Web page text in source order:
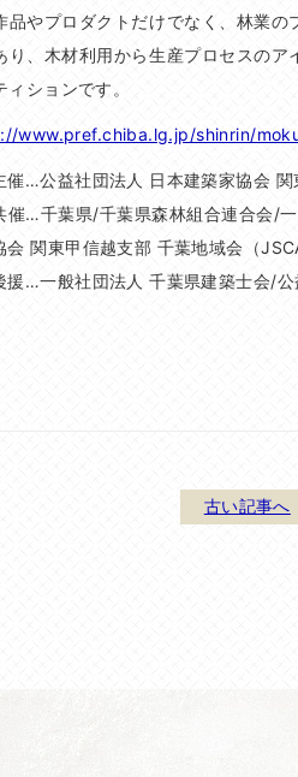
品やプロダクトだけでなく、林業
り、木材利用から生産プロセスの
ィションです。
www.pref.chiba.lg.jp/shinrin/
催…公益社団法人 日本建築家協会 関
催…千葉県/千葉県森林組合連合会/
会 関東甲信越支部 千葉地域会（
援…一般社団法人 千葉県建築士会/
古い記事へ